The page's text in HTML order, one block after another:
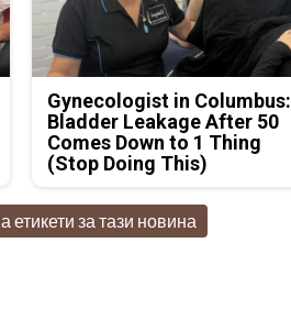
Gynecologist in Columbus:
Bladder Leakage After 50
Comes Down to 1 Thing
(Stop Doing This)
етикети за тази новина